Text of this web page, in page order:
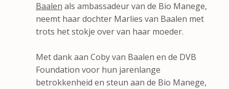
Baalen als ambassadeur van de Bio Manege,
neemt haar dochter Marlies van Baalen met
trots het stokje over van haar moeder.
Met dank aan Coby van Baalen en de DVB
Foundation voor hun jarenlange
betrokkenheid en steun aan de Bio Manege,